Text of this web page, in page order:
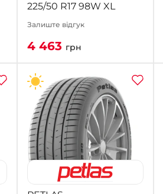
225/50 R17 98W XL
Залиште відгук
4 463 грн